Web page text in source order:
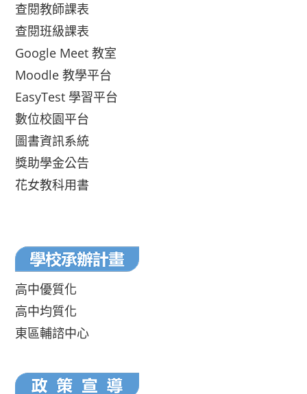
查閱教師課表
查閱班級課表
Google Meet 教室
Moodle 教學平台
EasyTest 學習平台
數位校園平台
圖書資訊系統
獎助學金公告
花女教科用書
高中優質化
高中均質化
東區輔諮中心